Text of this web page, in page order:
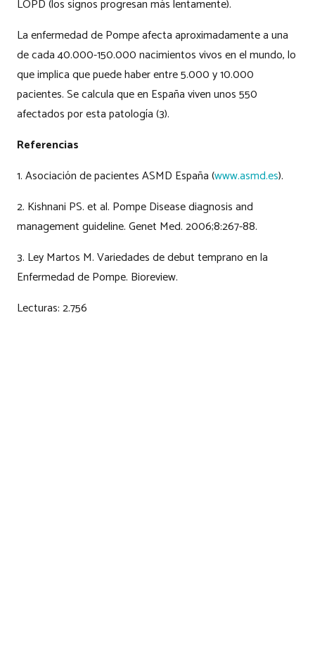
LOPD (los signos progresan más lentamente).
La enfermedad de Pompe afecta aproximadamente a una
de cada 40.000-150.000 nacimientos vivos en el mundo, lo
que implica que puede haber entre 5.000 y 10.000
pacientes. Se calcula que en España viven unos 550
afectados por esta patología (3).
Referencias
1. Asociación de pacientes ASMD España (www.asmd.es).
2. Kishnani PS. et al. Pompe Disease diagnosis and
management guideline. Genet Med. 2006;8:267-88.
3. Ley Martos M. Variedades de debut temprano en la
Enfermedad de Pompe. Bioreview.
Lecturas:2.756